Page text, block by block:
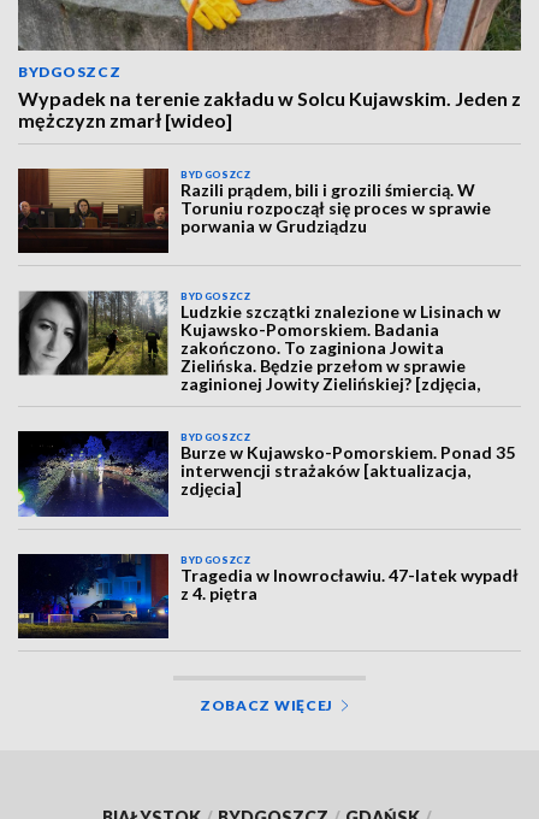
BYDGOSZCZ
Wypadek na terenie zakładu w Solcu Kujawskim. Jeden z
mężczyzn zmarł [wideo]
BYDGOSZCZ
Razili prądem, bili i grozili śmiercią. W
Toruniu rozpoczął się proces w sprawie
porwania w Grudziądzu
BYDGOSZCZ
Ludzkie szczątki znalezione w Lisinach w
Kujawsko-Pomorskiem. Badania
zakończono. To zaginiona Jowita
Zielińska. Będzie przełom w sprawie
zaginionej Jowity Zielińskiej? [zdjęcia,
wideo, aktualizacja]
BYDGOSZCZ
Burze w Kujawsko-Pomorskiem. Ponad 35
interwencji strażaków [aktualizacja,
zdjęcia]
BYDGOSZCZ
Tragedia w Inowrocławiu. 47-latek wypadł
z 4. piętra
ZOBACZ WIĘCEJ